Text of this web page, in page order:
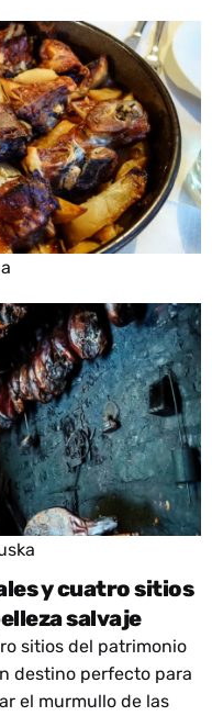
y cuatro sitios
salvaje
sitios del patrimonio
destino perfecto para
el murmullo de las